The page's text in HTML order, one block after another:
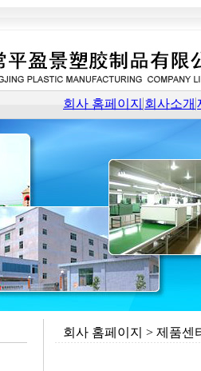
회사 홈페이지 회사소개
회사 홈페이지 > 제품센